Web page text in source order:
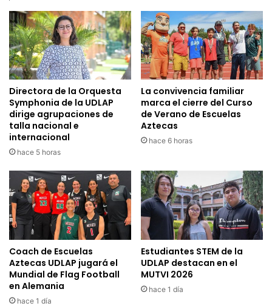
Directora de la Orquesta
Symphonia de la UDLAP
dirige agrupaciones de
talla nacional e
internacional
hace 5 horas
La convivencia familiar
marca el cierre del Curso
de Verano de Escuelas
Aztecas
hace 6 horas
Coach de Escuelas
Aztecas UDLAP jugará el
Mundial de Flag Football
en Alemania
hace 1 día
Estudiantes STEM de la
UDLAP destacan en el
MUTVI 2026
hace 1 día